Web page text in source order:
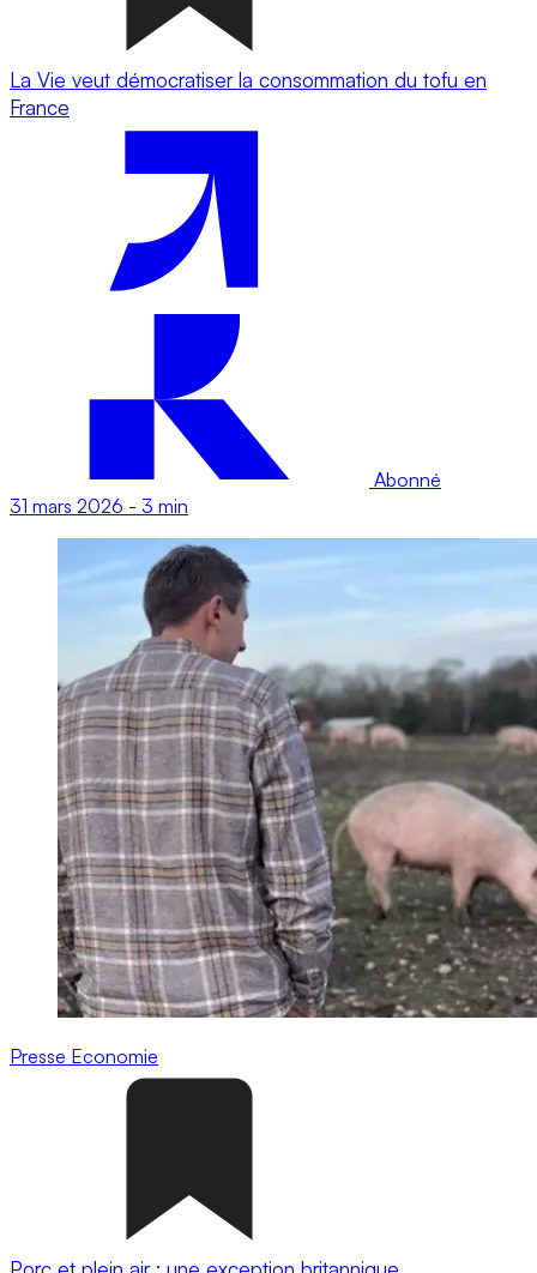
La Vie veut démocratiser la consommation du tofu en
France
Abonné
31 mars 2026 - 3 min
Presse Economie